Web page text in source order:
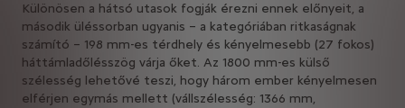
Különösen a hátsó utasok fogják érezni ennek előnyeit, a
második üléssorban ugyanis – a kategóriában ritkaságnak
számító – 198 mm-es térdhely és kényelmesebb (27 fokos)
háttámladőlésszög várja őket. Az 1800 mm-es külső
szélesség lehetővé teszi, hogy három ember kényelmesen
elférjen egymás mellett (vállszélesség: 1366 mm,